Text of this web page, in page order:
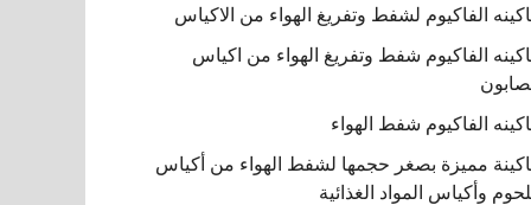
الفاكيوم لشفط وتفريغ الهواء من الاكياس
الفاكيوم شفط وتفريغ الهواء من اكياس
الفاكيوم شفط الهواء
مميزة بصغر حجمها لشفط الهواء من أكياس
وأكياس المواد الغذائية